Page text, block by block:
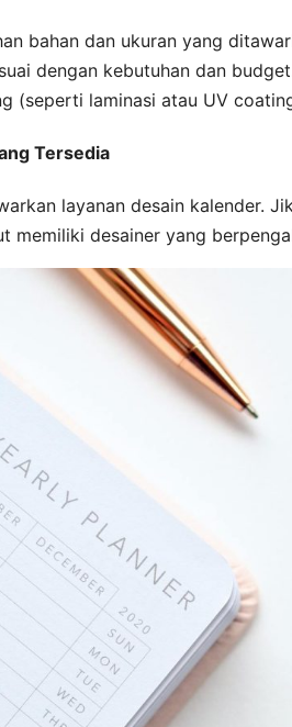
bahan dan ukuran yang
dengan kebutuhan dan
(seperti laminasi atau UV
Tersedia
layanan desain kalender.
memiliki desainer yang